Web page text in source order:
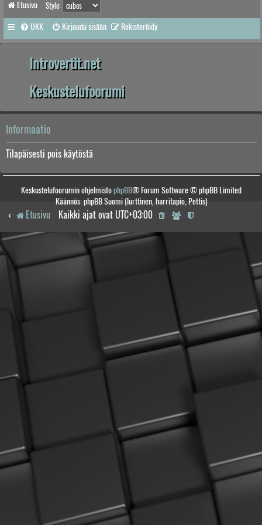
Etusivu Style:
UKK Kirjaudu sisään Rekisteröidy
Introvertit.net
Keskustelufoorumi
Informaatio
Tilapäisesti pois käytöstä
Keskustelufoorumin ohjelmistophpBB® Forum Software © phpBB Limited
Käännös: phpBB Suomi (lurttinen, harritapio, Pettis)
Etusivu Kaikki ajat ovat UTC+03:00